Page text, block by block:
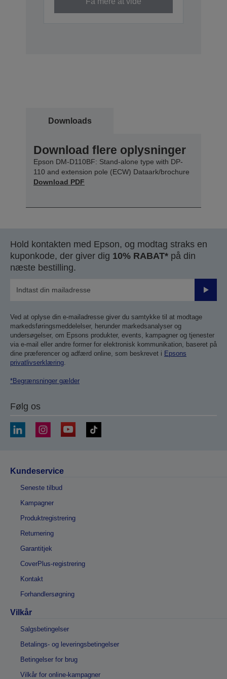
Downloads
Download flere oplysninger
Epson DM-D110BF: Stand-alone type with DP-
110 and extension pole (ECW) Dataark/brochure
Download PDF
Hold kontakten med Epson, og modtag straks en
kuponkode, der giver dig 10% RABAT* på din
næste bestilling.
Send
Ved at oplyse din e-mailadresse giver du samtykke til at modtage
markedsføringsmeddelelser, herunder markedsanalyser og
undersøgelser, om Epsons produkter, events, kampagner og tjenester
via e-mail eller andre former for elektronisk kommunikation, baseret på
dine præferencer og adfærd online, som beskrevet i Epsons
privatlivserklæring
*Begrænsninger gælder
Følg os
Kundeservice
Seneste tilbud
Kampagner
Produktregistrering
Returnering
Garantitjek
CoverPlus-registrering
Kontakt
Forhandlersøgning
Vilkår
Salgsbetingelser
Betalings- og leveringsbetingelser
Betingelser for brug
Vilkår for online-kampagner